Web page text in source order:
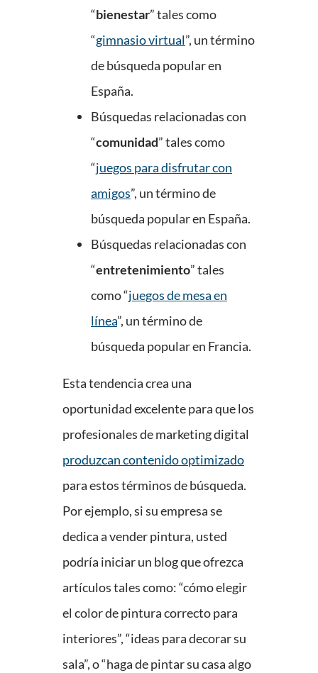
“bienestar” tales como
“gimnasio virtual”, un término
de búsqueda popular en
España.
Búsquedas relacionadas con
“comunidad” tales como
“juegos para disfrutar con
amigos”, un término de
búsqueda popular en España.
Búsquedas relacionadas con
“entretenimiento” tales
como “juegos de mesa en
línea”, un término de
búsqueda popular en Francia.
Esta tendencia crea una
oportunidad excelente para que los
profesionales de marketing digital
produzcan contenido optimizado
para estos términos de búsqueda.
Por ejemplo, si su empresa se
dedica a vender pintura, usted
podría iniciar un blog que ofrezca
artículos tales como: “cómo elegir
el color de pintura correcto para
interiores”, “ideas para decorar su
sala”, o “haga de pintar su casa algo